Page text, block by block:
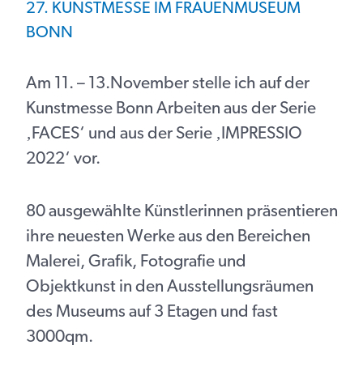
27. KUNSTMESSE IM FRAUENMUSEUM
BONN
Am 11. – 13.November stelle ich auf der
Kunstmesse Bonn Arbeiten aus der Serie
‚FACES‘ und aus der Serie ‚IMPRESSIO
2022‘ vor.
80 ausgewählte Künstlerinnen präsentieren
ihre neuesten Werke aus den Bereichen
Malerei, Grafik, Fotografie und
Objektkunst in den Ausstellungsräumen
des Museums auf 3 Etagen und fast
3000qm.